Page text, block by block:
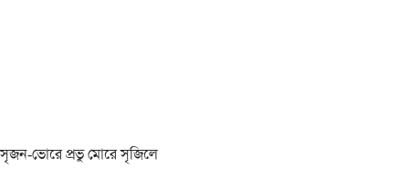
সৃজন-ভোরে প্রভু মোরে সৃজিলে